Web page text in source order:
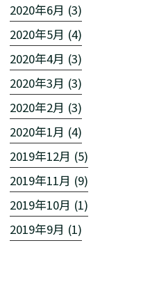
2020年6月 (3)
2020年5月 (4)
2020年4月 (3)
2020年3月 (3)
2020年2月 (3)
2020年1月 (4)
2019年12月 (5)
2019年11月 (9)
2019年10月 (1)
2019年9月 (1)